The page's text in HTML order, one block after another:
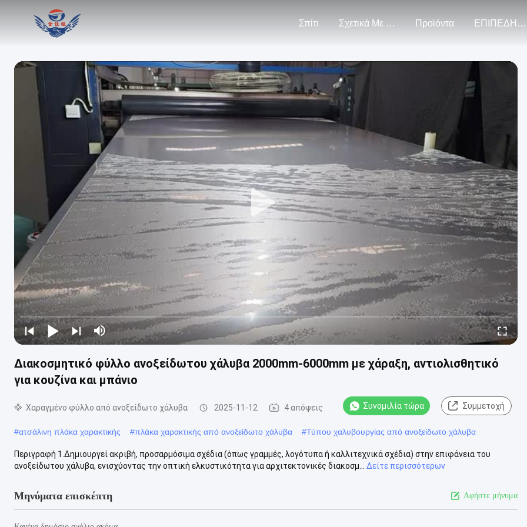
Σπίτι Σχετικά Με Εμάς Προϊόντα ΕΠΙΠΕΔΗΜΑΤΙΚΑ
Διακοσμητικό φύλλο ανοξείδωτου χάλυβα 2000mm-6000mm με χάραξη, αντιολισθητικό
για κουζίνα και μπάνιο
Χαραγμένο φύλλο από ανοξείδωτο χάλυβα 2025-11-12 4 απόψεις Συνομιλία τώρα Συμμετοχή
#ατσάλινη πλάκα χαρακτικής #πλάκα χαρακτικής από ανοξείδωτο χάλυβα #Τύπου χαλυβουργίας από ανοξείδωτο χάλυβα
Περιγραφή 1.Δημιουργεί ακριβή, προσαρμόσιμα σχέδια (όπως γραμμές, λογότυπα ή καλλιτεχνικά σχέδια) στην επιφάνεια του
ανοξείδωτου χάλυβα, ενισχύοντας την οπτική ελκυστικότητα για αρχιτεκτονικές διακοσμ...
Δείτε περισσότερων
Μηνύματα επισκέπτη Αφήστε μήνυμα